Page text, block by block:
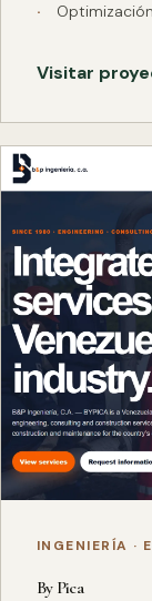
Visitar
INGENIERÍA ·
By Pica